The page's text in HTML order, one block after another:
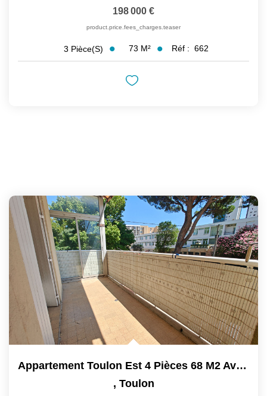
198 000 €
product.price.fees_charges.teaser
3 Pièce(s) 73 M² Réf : 662
Appartement Toulon Est 4 Pièces 68 M2 Avec Balcon,...
, Toulon